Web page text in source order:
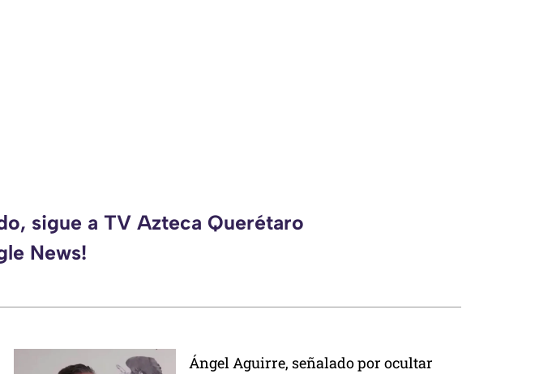
sigue a TV Azteca Querétaro
News!
Ángel Aguirre, señalado por ocultar